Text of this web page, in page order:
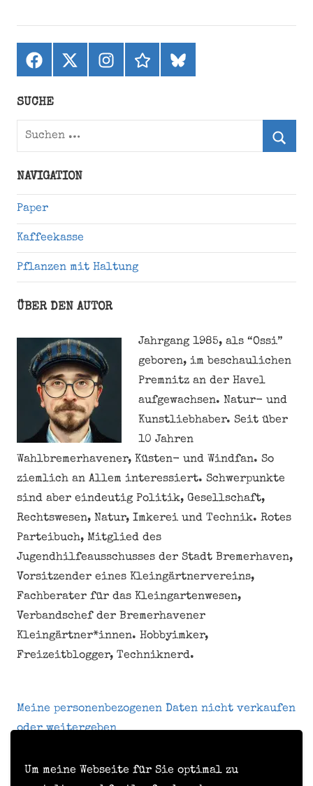
Um meine Webseite für Sie optimal zu
Facebook
X
(ehemals
Instagramthreadsbluesky
SUCHE
Suchen
NAVIGATION
Paper
Kaffeekasse
Pflanzen mit Haltung
ÜBER DEN AUTOR
Jahrgang 1985, als “Ossi”
geboren, im beschaulichen
Premnitz an der Havel
aufgewachsen. Natur- und
Kunstliebhaber. Seit über
10 Jahren
Wahlbremerhavener, Küsten- und Windfan. So
ziemlich an Allem interessiert. Schwerpunkte
sind aber eindeutig Politik, Gesellschaft,
Rechtswesen, Natur, Imkerei und Technik. Rotes
Parteibuch, Mitglied des
Jugendhilfeausschusses der Stadt Bremerhaven,
Vorsitzender eines Kleingärtnervereins,
Fachberater für das Kleingartenwesen,
Verbandschef der Bremerhavener
Kleingärtner*innen. Hobbyimker,
Freizeitblogger, Techniknerd.
Meine personenbezogenen Daten nicht verkaufen
oder weitergeben